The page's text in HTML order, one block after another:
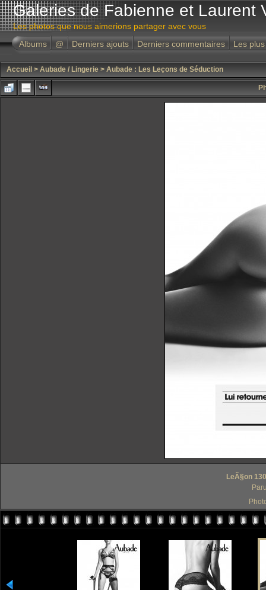
Galeries de Fabienne et Laurent
Les photos que nous aimerions partager avec vous
Albums
@ Derniers ajouts Derniers commentaires Les
Accueil > Aubade / Lingerie > Aubade : Les Leçons de Séduction
LeÃ§on